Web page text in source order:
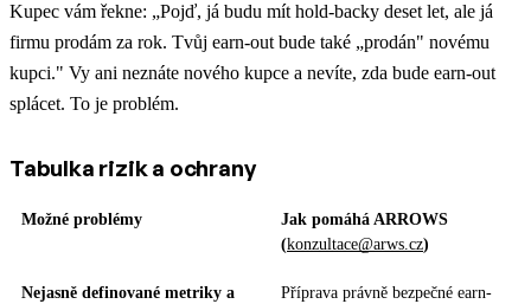
Kupec vám řekne: „Pojď, já budu mít hold-backy deset let, ale já
firmu prodám za rok. Tvůj earn-out bude také „prodán" novému
kupci." Vy ani neznáte nového kupce a nevíte, zda bude earn-out
splácet. To je problém.
Tabulka rizik a ochrany
Možné problémy
Jak pomáhá ARROWS
(konzultace@arws.cz)
Nejasně definované metriky a
Příprava právně bezpečné earn-